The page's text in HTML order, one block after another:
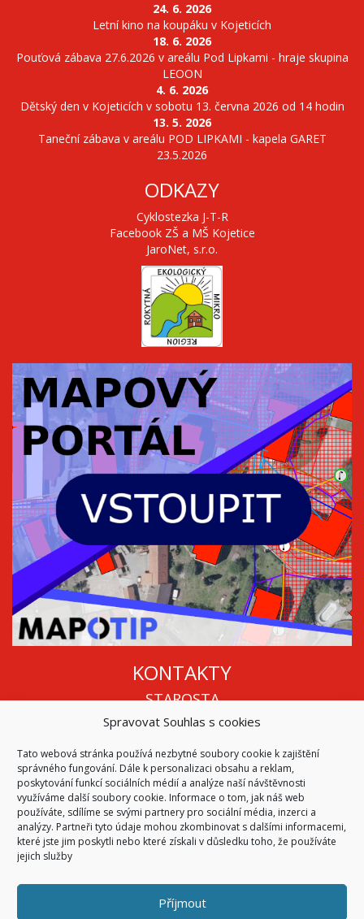
Spravovat Souhlas s cookies
Tato webová stránka používá nezbytné soubory cookie k zajištění
správného fungování. Dále k personalizaci obsahu a reklam,
poskytování funkcí sociálních médií a analýze naší návštěvnosti
využíváme další soubory cookie. Informace o tom, jak náš web
používáte, sdílíme se svými partnery pro sociální média, inzerci a
analýzy. Partneři tyto údaje mohou zkombinovat s dalšími informacemi,
které jste jim poskytli nebo které získali v důsledku toho, že používáte
jejich služby
Příjmout
24. 6. 2026
Letní kino na koupáku v Kojeticích
18. 6. 2026
Pouťová zábava 27.6.2026 v areálu Pod Lipkami - hraje skupina
LEOON
4. 6. 2026
Dětský den v Kojeticích v sobotu 13. června 2026 od 14 hodin
13. 5. 2026
Taneční zábava v areálu POD LIPKAMI - kapela GARET
23.5.2026
ODKAZY
Cyklostezka J-T-R
Facebook ZŠ a MŠ Kojetice
JaroNet, s.r.o.
KONTAKTY
STAROSTA
Mgr. Roman Vala
info@oukojetice.cz
ÚŘEDNÍ HODINY
Po, St: 15:30 - 16:30
Všechny kontakty | Kde nás najdete